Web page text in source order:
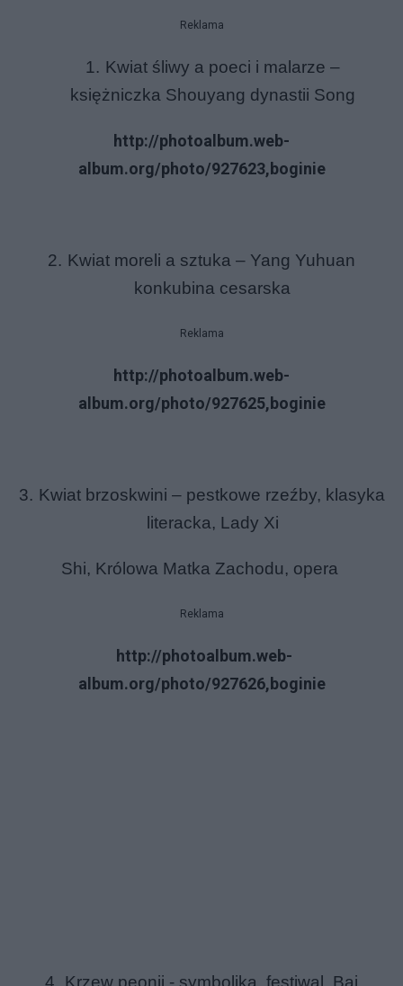
Reklama
1. Kwiat śliwy a poeci i malarze –
księżniczka Shouyang dynastii Song
http://photoalbum.web-
album.org/photo/927623,boginie
2. Kwiat moreli a sztuka – Yang Yuhuan
konkubina cesarska
Reklama
http://photoalbum.web-
album.org/photo/927625,boginie
3. Kwiat brzoskwini – pestkowe rzeźby, klasyka
literacka, Lady Xi
Shi, Królowa Matka Zachodu, opera
Reklama
http://photoalbum.web-
album.org/photo/927626,boginie
4. Krzew peonii - symbolika festiwal Bai